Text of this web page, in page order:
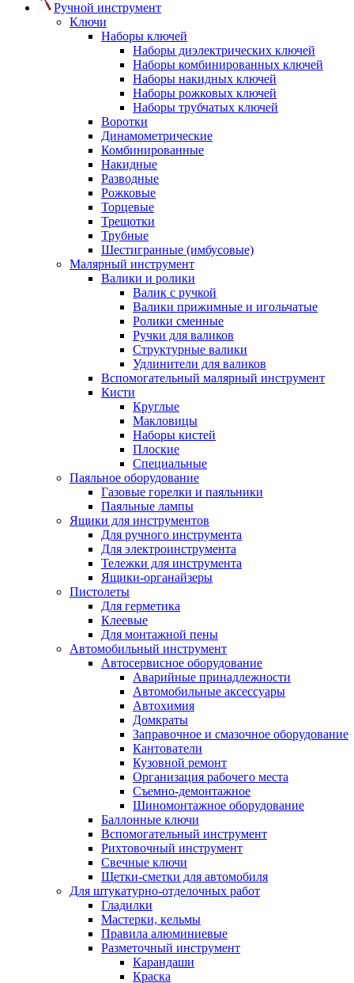
Ручной инструмент
Ключи
Наборы ключей
Наборы диэлектрических ключей
Наборы комбинированных ключей
Наборы накидных ключей
Наборы рожковых ключей
Наборы трубчатых ключей
Воротки
Динамометрические
Комбинированные
Накидные
Разводные
Рожковые
Торцевые
Трещотки
Трубные
Шестигранные (имбусовые)
Малярный инструмент
Валики и ролики
Валик с ручкой
Валики прижимные и игольчатые
Ролики сменные
Ручки для валиков
Структурные валики
Удлинители для валиков
Вспомогательный малярный инструмент
Кисти
Круглые
Макловицы
Наборы кистей
Плоские
Специальные
Паяльное оборудование
Газовые горелки и паяльники
Паяльные лампы
Ящики для инструментов
Для ручного инструмента
Для электроинструмента
Тележки для инструмента
Ящики-органайзеры
Пистолеты
Для герметика
Клеевые
Для монтажной пены
Автомобильный инструмент
Автосервисное оборудование
Аварийные принадлежности
Автомобильные аксессуары
Автохимия
Домкраты
Заправочное и смазочное оборудование
Кантователи
Кузовной ремонт
Организация рабочего места
Съемно-демонтажное
Шиномонтажное оборудование
Баллонные ключи
Вспомогательный инструмент
Рихтовочный инструмент
Свечные ключи
Щетки-сметки для автомобиля
Для штукатурно-отделочных работ
Гладилки
Мастерки, кельмы
Правила алюминиевые
Разметочный инструмент
Карандаши
Краска